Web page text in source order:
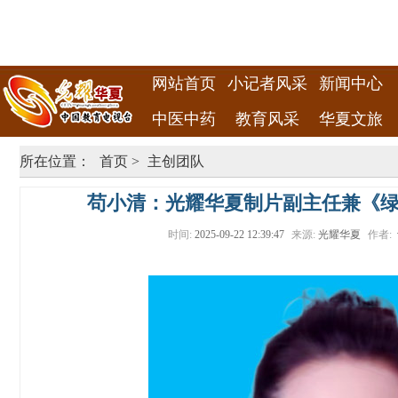
网站首页 小记者风采
新闻中心
中医中药
教育风采 华夏文旅
所在位置： 首页 > 主创团队
苟小清：光耀华夏制片副主任兼《
时间: 2025-09-22 12:39:47 来源: 光耀华夏 作者: